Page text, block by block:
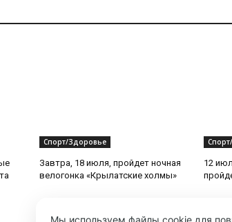
Спорт/Здоровье
Завтра, 18 июля, пройдет ночная
велогонка «Крылатские холмы»
12
Мы используем файлы cookie для